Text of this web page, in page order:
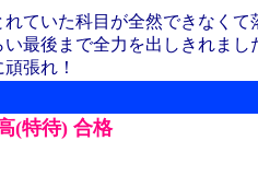
ていた科目が全然できなくて
最後まで全力を出しきれまし
張れ！
(特待) 合格